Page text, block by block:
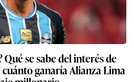
se sabe del interés de
ganaría Alianza Lima